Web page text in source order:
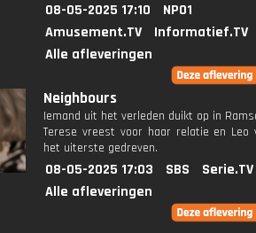
08-05-2025 17:10
NPO1
Amusement.TV
Informatief.TV
Alle afleveringen
Neighbours
Iemand uit het verleden duikt op in
Terese vreest voor haar relatie en
het uiterste gedreven.
08-05-2025 17:03 SBS
Serie.TV
Alle afleveringen